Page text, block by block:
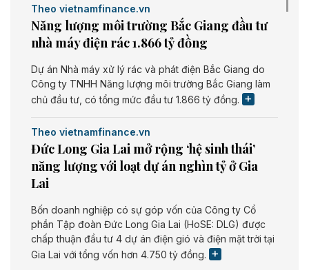
Theo vietnamfinance.vn
Năng lượng môi trường Bắc Giang đầu tư
nhà máy điện rác 1.866 tỷ đồng
Dự án Nhà máy xử lý rác và phát điện Bắc Giang do
Công ty TNHH Năng lượng môi trường Bắc Giang làm
chủ đầu tư, có tổng mức đầu tư 1.866 tỷ đồng.
Theo vietnamfinance.vn
Đức Long Gia Lai mở rộng ‘hệ sinh thái’
năng lượng với loạt dự án nghìn tỷ ở Gia
Lai
Bốn doanh nghiệp có sự góp vốn của Công ty Cổ
phần Tập đoàn Đức Long Gia Lai (HoSE: DLG) được
chấp thuận đầu tư 4 dự án điện gió và điện mặt trời tại
Gia Lai với tổng vốn hơn 4.750 tỷ đồng.